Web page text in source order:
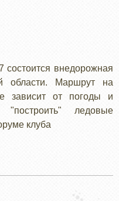
внедорожная
области. Маршрут на
зависит от погоды и
ледовые
клуба